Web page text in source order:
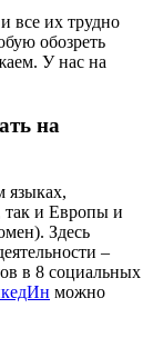
все их трудно
обозреть
У нас на
на
языках,
так и Европы и
Здесь
–
в 8 социальных
можно